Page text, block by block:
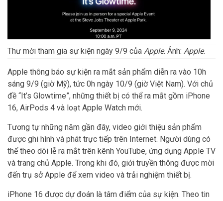
Thư mời tham gia sự kiện ngày 9/9 của Apple. Ảnh: Apple.
Apple thông báo sự kiện ra mắt sản phẩm diễn ra vào 10h
sáng 9/9 (giờ Mỹ), tức 0h ngày 10/9 (giờ Việt Nam). Với chủ
đề “It’s Glowtime”, những thiết bị có thể ra mắt gồm iPhone
16, AirPods 4 và loạt Apple Watch mới.
Tương tự những năm gần đây, video giới thiệu sản phẩm
được ghi hình và phát trực tiếp trên Internet. Người dùng có
thể theo dõi lễ ra mắt trên kênh YouTube, ứng dụng Apple TV
và trang chủ Apple. Trong khi đó, giới truyền thông được mời
đến trụ sở Apple để xem video và trải nghiệm thiết bị.
iPhone 16 được dự đoán là tâm điểm của sự kiện. Theo tin